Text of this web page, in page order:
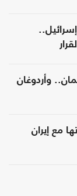
وأردوغان
مع إيران